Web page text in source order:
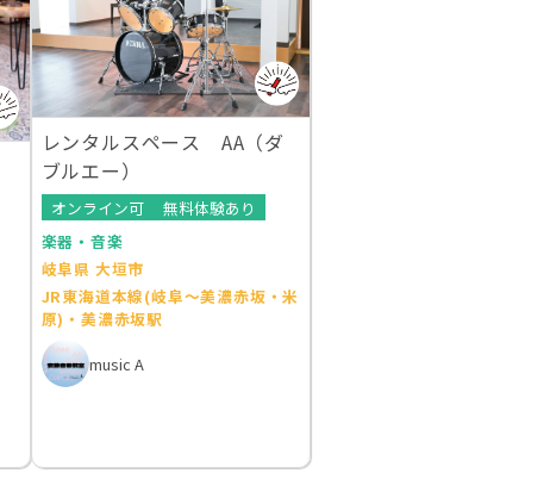
レンタルスペース AA（ダ
ブルエー）
オンライン可
無料体験あり
楽器・音楽
岐阜県 大垣市
JR東海道本線(岐阜～美濃赤坂・米
原)・美濃赤坂駅
music A